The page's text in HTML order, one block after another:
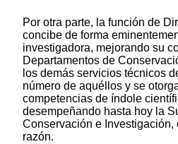
Por otra parte, la función de
concibe de forma
investigadora, mejorando su
Departamentos de
los demás servicios técnicos
número de aquéllos y se
competencias de índole
desempeñando hasta hoy la
Conservación e Investigación,
razón.